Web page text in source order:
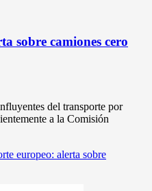
sobre camiones cero
del transporte por
a la Comisión
europeo: alerta sobre